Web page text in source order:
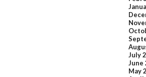
July
June
May